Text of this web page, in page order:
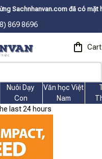
đã có mặt hơn 200
869 8696
Cart
Nuôi Dạy
Con
Văn học Việt
Nam
last 24 hours